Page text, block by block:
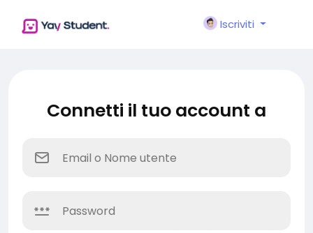
Iscriviti
Connetti il tuo account a